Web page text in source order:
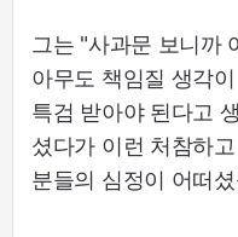
그는 "사과문 보니까
아무도 책임질 생각
특검 받아야 된다고
셨다가 이런 처참하
분들의 심정이 어떠